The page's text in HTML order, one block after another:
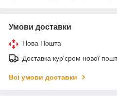
Умови доставки
Нова Пошта
Доставка кур'єром нової
Всі умови доставки